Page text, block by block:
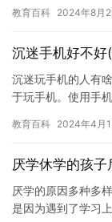
力。 …
教育百科 2024年8月
沉迷手机好不好
沉迷玩手机的人有
于玩手机。使用手
探讨…
教育百科 2024年4月1
厌学休学的孩
厌学的原因多种多
是因为遇到了学习